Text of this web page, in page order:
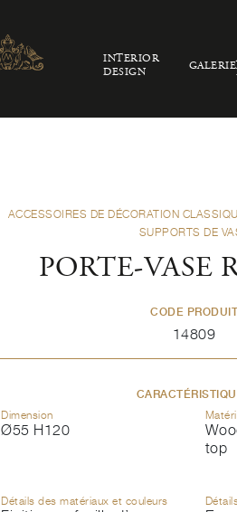
INTERIOR
DESIGN
GALERIE
ACCESSOIRES DE DÉCORATION
SUPPORTS DE
PORTE-VASE
CODE PRODUIT
14809
Dimension
Ø55 H120
top
Détails des matériaux et couleurs